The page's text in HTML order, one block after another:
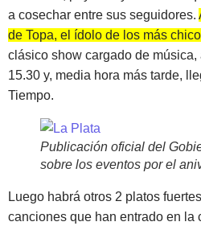
a cosechar entre sus seguidores.
de Topa, el ídolo de los más
clásico show cargado de
15.30 y, media hora más tarde,
Tiempo.
Publicación oficial del
sobre los eventos por el
Luego habrá otros 2 platos
canciones que han entrado en la